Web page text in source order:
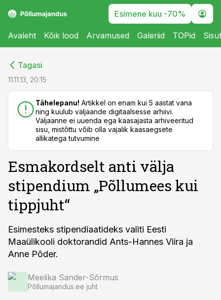
Esimene kuu -70%
Avaleht Kõik lood Arvamused Galeriid TOPid
Tagasi
11.11.13, 20:15
Tähelepanu! Artikkel on enam kui 5 aastat vana
ning kuulub väljaande digitaalsesse arhiivi.
Väljaanne ei uuenda ega kaasajasta arhiveeritud
sisu, mistõttu võib olla vajalik kaasaegsete
allikatega tutvumine
Esmakordselt anti välja
stipendium „Põllumees kui
tippjuht“
Esimesteks stipendiaatideks valiti Eesti
Maaülikooli doktorandid Ants-Hannes Viira ja
Anne Põder.
Meelika Sander-Sõrmus
Põllumajandus.ee juht